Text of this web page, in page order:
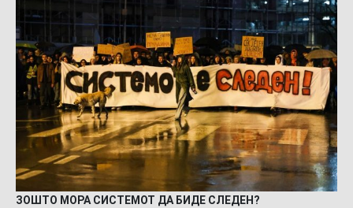
ЗОШТО МОРА СИСТЕМОТ ДА БИДЕ СЛЕДЕН?